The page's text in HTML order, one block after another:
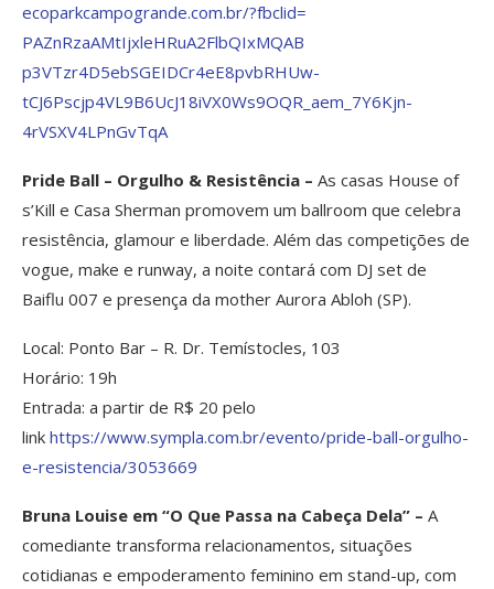
ecoparkcampogrande.com.br/?fbclid=
PAZnRzaAMtIjxleHRuA2FlbQIxMQAB
p3VTzr4D5ebSGEIDCr4eE8pvbRHUw-
tCJ6Pscjp4VL9B6UcJ18iVX0Ws9OQR _aem_7Y6Kjn-
4rVSXV4LPnGvTqA
Pride Ball – Orgulho & Resistência – As casas House of
s’Kill e Casa Sherman promovem um ballroom que celebra
resistência, glamour e liberdade. Além das competições de
vogue, make e runway, a noite contará com DJ set de
Baiflu 007 e presença da mother Aurora Abloh (SP).
Local: Ponto Bar – R. Dr. Temístocles, 103
Horário: 19h
Entrada: a partir de R$ 20 pelo
link https://www.sympla.com.br/evento/pride-ball-orgulho-
e-resistencia/3053669
Bruna Louise em “O Que Passa na Cabeça Dela” – A
comediante transforma relacionamentos, situações
cotidianas e empoderamento feminino em stand-up, com